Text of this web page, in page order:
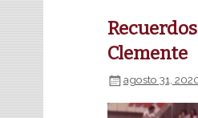
Clemente
agosto 31,